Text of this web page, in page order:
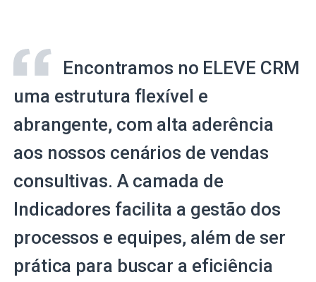
Encontramos no ELEVE CRM
uma estrutura flexível e
abrangente, com alta aderência
aos nossos cenários de vendas
consultivas. A camada de
Indicadores facilita a gestão dos
processos e equipes, além de ser
prática para buscar a eficiência